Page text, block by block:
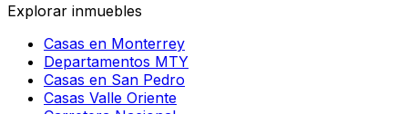
Explorar inmuebles
Casas en Monterrey
Departamentos MTY
Casas en San Pedro
Casas Valle Oriente